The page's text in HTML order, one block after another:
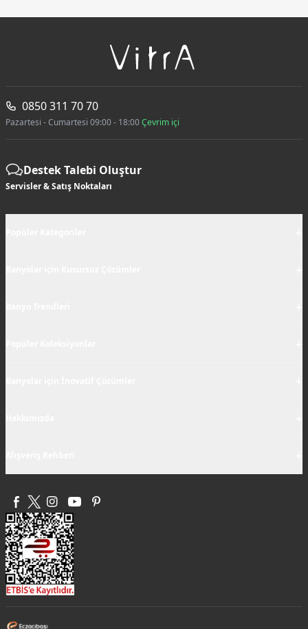
0850 311 70 70
Pazartesi - Cumartesi 09:00 - 18:00Çevrim içi
Destek Talebi Oluştur
Servisler & Satış Noktaları